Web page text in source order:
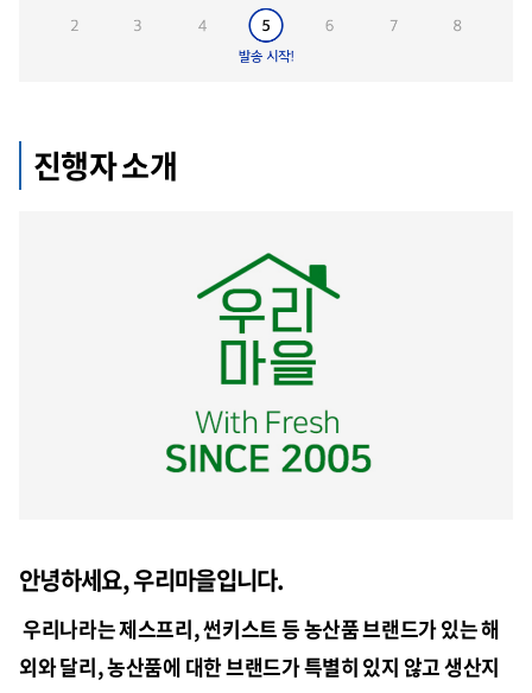
진행자 소개
안녕하세요, 우리마을입니다.
우리나라는 제스프리,썬키스트등 농산품 브랜드가 있는 해
외와 달리,농산품에 대한 브랜드가 특별히 있지 않고 생산지